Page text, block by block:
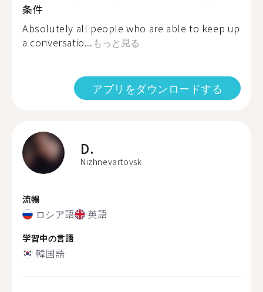
条件
Absolutely all people who are able to keep up
a conversatio... もっと見る
アプリをダウンロードする
D.
Nizhnevartovsk
流暢
ロシア語 英語
学習中の言語
韓国語